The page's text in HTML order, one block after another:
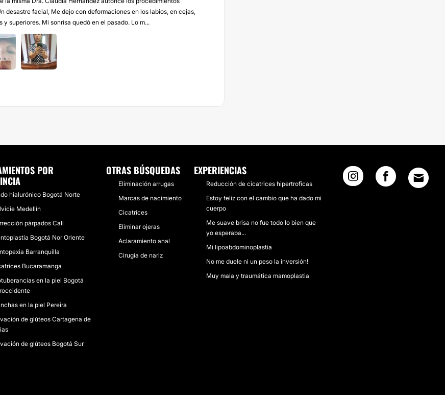
desastre facial, Me dejo con deformaciones en los labios, en cejas,
y superiores. Mi sonrisa quedó en el pasado. Lo m...
POR
hialurónico Bogotá Norte
Medellín
párpados Cali
Bogotá Nor Oriente
Barranquilla
Bucaramanga
en la piel Bogotá
en la piel Pereira
de glúteos Cartagena de
de glúteos Bogotá Sur
OTRAS BÚSQUEDAS
Eliminación arrugas
Marcas de nacimiento
Cicatrices
Eliminar ojeras
Aclaramiento anal
Cirugía de nariz
EXPERIENCIAS
Reducción de cicatrices hipertroficas
Estoy feliz con el cambio que ha dado mi
cuerpo
Me suave brisa no fue todo lo bien que
yo esperaba...
Mi lipoabdominoplastia
No me duele ni un peso la inversión!
Muy mala y traumática mamoplastia